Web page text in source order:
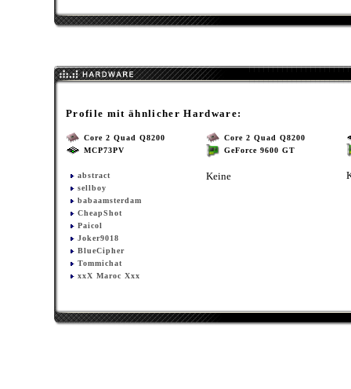
Profile mit ähnlicher Hardware:
Core 2 Quad Q8200
MCP73PV
abstract
sellboy
babaamsterdam
CheapShot
Paicol
Joker9018
BlueCipher
Tommichat
xxX Maroc Xxx
Core 2 Quad Q8200
GeForce 9600 GT
Keine